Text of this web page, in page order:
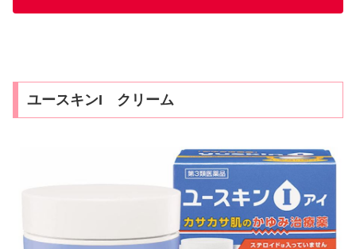
ユースキンI クリーム